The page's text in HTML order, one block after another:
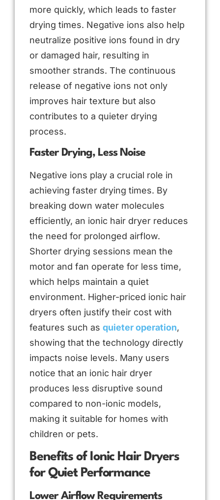
more quickly, which leads to faster
drying times. Negative ions also help
neutralize positive ions found in dry
or damaged hair, resulting in
smoother strands. The continuous
release of negative ions not only
improves hair texture but also
contributes to a quieter drying
process.
Faster Drying, Less Noise
Negative ions play a crucial role in
achieving faster drying times. By
breaking down water molecules
efficiently, an ionic hair dryer reduces
the need for prolonged airflow.
Shorter drying sessions mean the
motor and fan operate for less time,
which helps maintain a quiet
environment. Higher-priced ionic hair
dryers often justify their cost with
features such as quieter operation,
showing that the technology directly
impacts noise levels. Many users
notice that an ionic hair dryer
produces less disruptive sound
compared to non-ionic models,
making it suitable for homes with
children or pets.
Benefits of Ionic Hair Dryers
for Quiet Performance
Lower Airflow Requirements